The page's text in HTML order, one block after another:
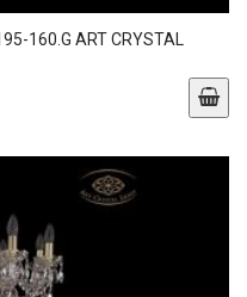
160.G ART CRYSTAL